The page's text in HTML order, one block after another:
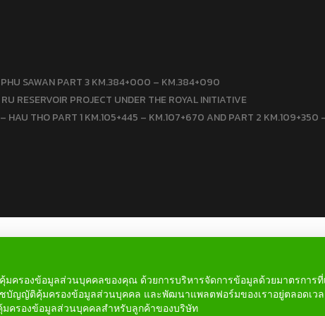
PHU SAWAN PART 3 KM.384+000 – KM.384+090
RESERVOIR PROJECT UNDER THE ROYAL INITIATIVE
HAU THO PART 1 KM.105+445 – KM.107+670 AND PART 2
ครองข้อมูลส่วนบุคคลของคุณ ด้วยการบริหารจัดการข้อมูลด้วยมาตรการ
ญญัติคุ้มครองข้อมูลส่วนบุคคล และพัฒนาแพลตฟอร์มของเราอยู่ตลอดเว
มครองข้อมูลส่วนบุคคลสำหรับลูกค้าของบริษัท